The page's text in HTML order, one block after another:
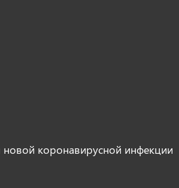
коронавирусной инфекции